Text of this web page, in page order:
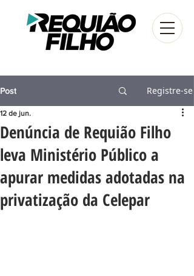
Post Registre-se
Denúncia de Requião Filho
leva Ministério Público a
apurar medidas adotadas na
privatização da Celepar
12 de jun.